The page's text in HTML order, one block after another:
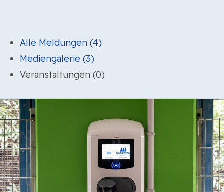
Alle Meldungen (4)
Mediengalerie (3)
Veranstaltungen (0)